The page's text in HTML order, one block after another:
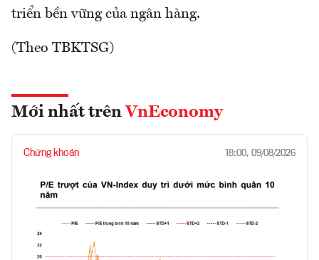
triển bền vững của ngân hàng.
(Theo TBKTSG)
Mới nhất trên VnEconomy
Chứng khoán 18:00, 09/08/2026